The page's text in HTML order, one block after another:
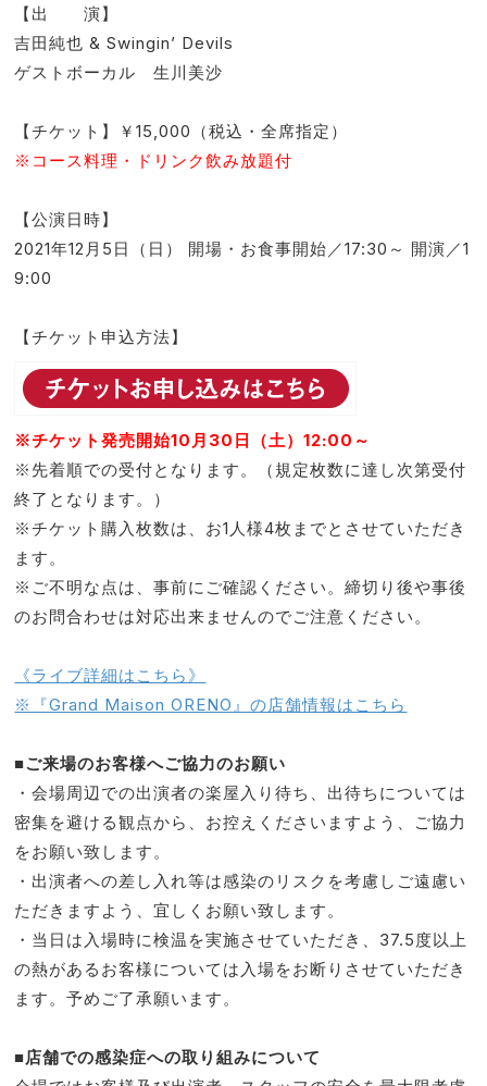
【出 演】
吉田純也 & Swingin’ Devils
ゲストボーカル 生川美沙
【チケット】￥15,000（税込・全席指定）
※コース料理・ドリンク飲み放題付
【公演日時】
2021年12月5日（日） 開場・お食事開始／17:30～ 開演／1
9:00
【チケット申込方法】
※チケット発売開始10月30日（土）12:00～
※先着順での受付となります。（規定枚数に達し次第受付
終了となります。）
※チケット購入枚数は、お1人様4枚までとさせていただき
ます。
※ご不明な点は、事前にご確認ください。締切り後や事後
のお問合わせは対応出来ませんのでご注意ください。
《ライブ詳細はこちら》
※『Grand Maison ORENO』の店舗情報はこちら
■ご来場のお客様へご協力のお願い
・会場周辺での出演者の楽屋入り待ち、出待ちについては
密集を避ける観点から、お控えくださいますよう、ご協力
をお願い致します。
・出演者への差し入れ等は感染のリスクを考慮しご遠慮い
ただきますよう、宜しくお願い致します。
・当日は入場時に検温を実施させていただき、37.5度以上
の熱があるお客様については入場をお断りさせていただき
ます。予めご了承願います。
■店舗での感染症への取り組みについて